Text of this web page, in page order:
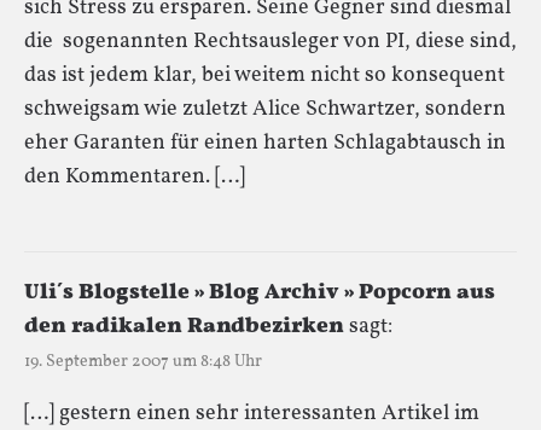
sich Stress zu ersparen. Seine Gegner sind diesmal
die sogenannten Rechtsausleger von PI, diese sind,
das ist jedem klar, bei weitem nicht so konsequent
schweigsam wie zuletzt Alice Schwartzer, sondern
eher Garanten für einen harten Schlagabtausch in
den Kommentaren. […]
Uli´s Blogstelle » Blog Archiv » Popcorn aus
den radikalen Randbezirkensagt:
19. September 2007 um 8:48 Uhr
[…] gestern einen sehr interessanten Artikel im